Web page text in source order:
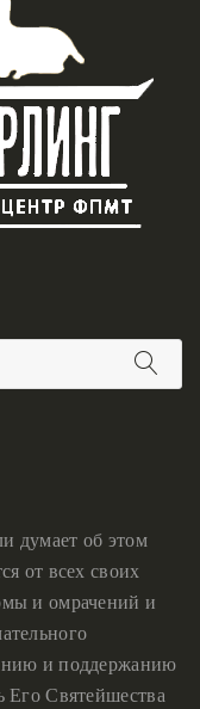
думает об этом
от всех своих
и омрачений и
и поддержанию
Его Святейшества